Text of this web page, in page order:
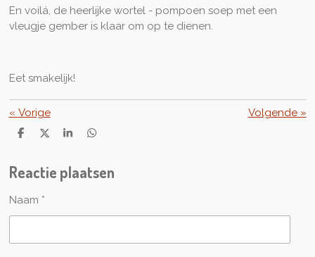
En voilá, de heerlijke wortel - pompoen soep met een
vleugje gember is klaar om op te dienen.
Eet smakelijk!
« Vorige Volgende»
D
e
n
D
l
S
r
e
D
e
n
Reactie plaatsen
Naam *